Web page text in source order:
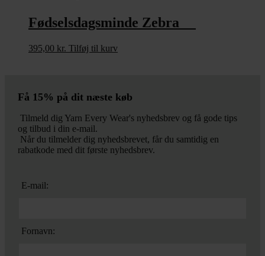
Fødselsdagsminde Zebra
395,00 kr. Tilføj til kurv
Få 15% på dit næste køb
Tilmeld dig Yarn Every Wear's nyhedsbrev og få gode tips
og tilbud i din e-mail.
Når du tilmelder dig nyhedsbrevet, får du samtidig en
rabatkode med dit første nyhedsbrev.
E-mail:
Fornavn: